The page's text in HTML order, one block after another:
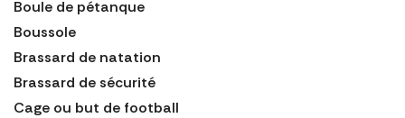
Boule de pétanque
Boussole
Brassard de natation
Brassard de sécurité
Cage ou but de football